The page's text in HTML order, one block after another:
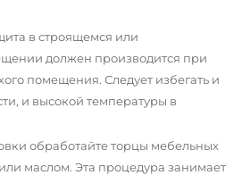
в строящемся или
должен производится при
помещения. Следует избегать и
и высокой температуры в
обработайте торцы мебельных
маслом. Эта процедура занимает